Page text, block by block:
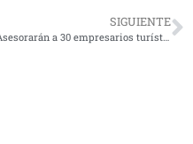
SIGUIENTE
Asesorarán a 30 empresarios turísticos de Paihuano para la aplicación de protocolos anti COVID